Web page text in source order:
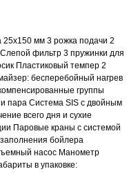
мм 3 рожка подачи 2
фильтр 3 пружинки для
Пластиковый темпер 2
бесперебойный нагрев
группы
пара Система SIS с двойным
всего дня и сухие
Паровые краны с системой
бойлера
насос Манометр
в упаковке: